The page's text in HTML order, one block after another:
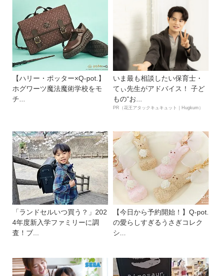
【ハリー・ポッター×Q-pot.】
ホグワーツ魔法魔術学校をモ
チ...
いま最も相談したい保育士・
てぃ先生がアドバイス！ 子ど
もの“お...
PR（花王アタックキュキュット｜Hugkum）
「ランドセルいつ買う？」202
4年度新入学ファミリーに調
査！ブ...
【今日から予約開始！】Q-pot.
の愛らしすぎるうさぎコレク
シ...